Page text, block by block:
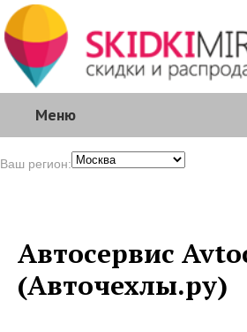
Меню
Ваш регион:
Автосервис
(Авточехлы.ру)